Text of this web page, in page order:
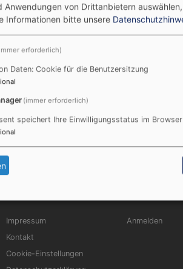
Ihrer Nachricht keine Links oder
Fußbereichsmenü
Impressum
Kontakt
Cookie-Einstellungen
Anmelden
Anwendungen von Drittanbietern
Informationen bitte unsere
erforderlich)
Daten: Cookie für die Benutzersitzung
(immer erforderlich)
speichert Ihre Einwilligungsstatus im Browser